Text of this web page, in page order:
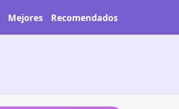
Mejores Recomendados